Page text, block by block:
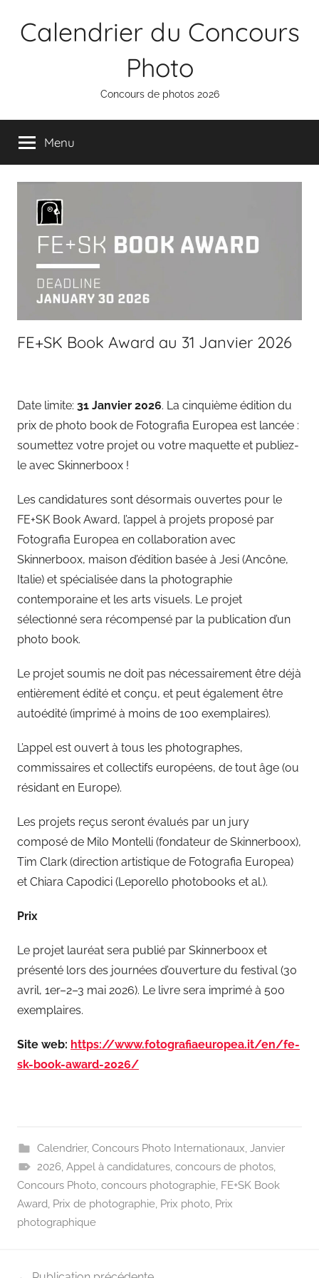
Calendrier du Concours
Photo
Concours de photos 2026
Menu
FE+SK Book Award au 31 Janvier 2026
Date limite: 31 Janvier 2026. La cinquième édition du
prix de photo book de Fotografia Europea est lancée :
soumettez votre projet ou votre maquette et publiez-
le avec Skinnerboox !
Les candidatures sont désormais ouvertes pour le
FE+SK Book Award, l’appel à projets proposé par
Fotografia Europea en collaboration avec
Skinnerboox, maison d’édition basée à Jesi (Ancône,
Italie) et spécialisée dans la photographie
contemporaine et les arts visuels. Le projet
sélectionné sera récompensé par la publication d’un
photo book.
Le projet soumis ne doit pas nécessairement être déjà
entièrement édité et conçu, et peut également être
autoédité (imprimé à moins de 100 exemplaires).
L’appel est ouvert à tous les photographes,
commissaires et collectifs européens, de tout âge (ou
résidant en Europe).
Les projets reçus seront évalués par un jury
composé de Milo Montelli (fondateur de Skinnerboox),
Tim Clark (direction artistique de Fotografia Europea)
et Chiara Capodici (Leporello photobooks et al.).
Prix
Le projet lauréat sera publié par Skinnerboox et
présenté lors des journées d’ouverture du festival (30
avril, 1er–2–3 mai 2026). Le livre sera imprimé à 500
exemplaires.
Site web: https://www.fotografiaeuropea.it/en/fe-
sk-book-award-2026/
Calendrier, Concours Photo Internationaux, Janvier
2026, Appel à candidatures, concours de photos,
Concours Photo, concours photographie, FE+SK Book
Award, Prix de photographie, Prix photo, Prix
photographique